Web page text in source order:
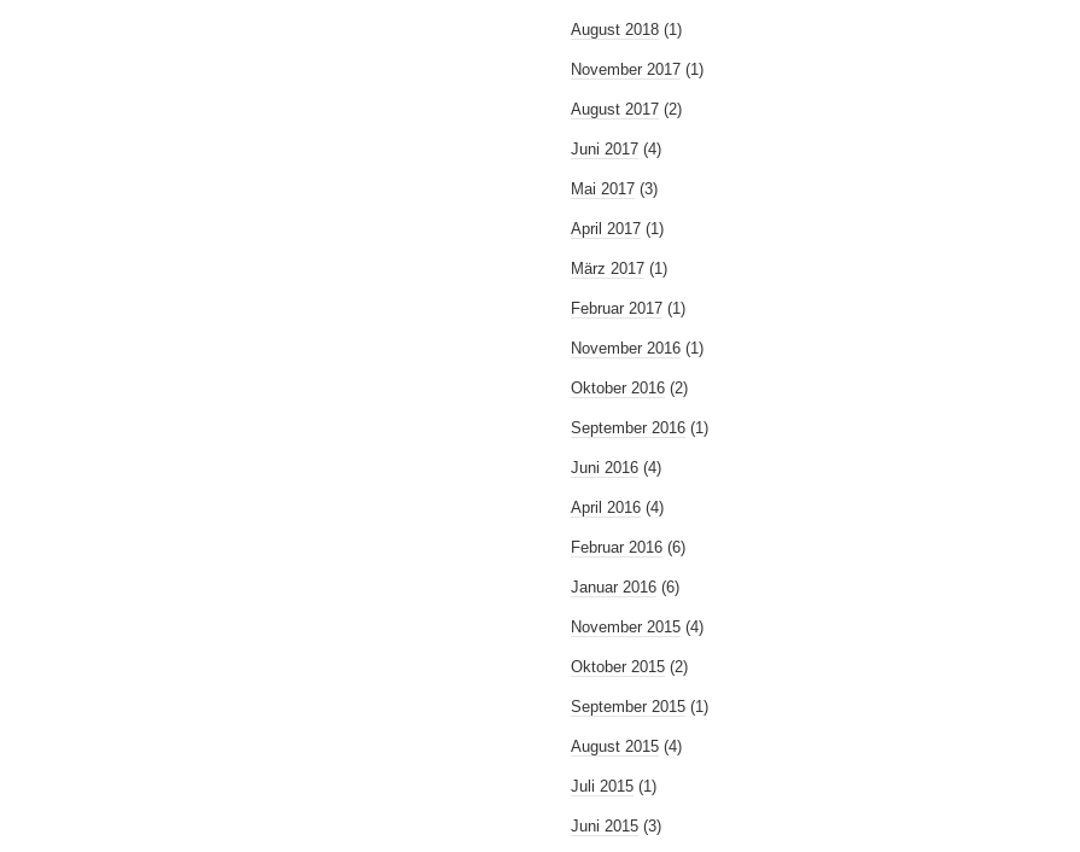
August 2018 (1)
November 2017 (1)
August 2017 (2)
Juni 2017 (4)
Mai 2017 (3)
April 2017 (1)
März 2017 (1)
Februar 2017 (1)
November 2016 (1)
Oktober 2016 (2)
September 2016 (1)
Juni 2016 (4)
April 2016 (4)
Februar 2016 (6)
Januar 2016 (6)
November 2015 (4)
Oktober 2015 (2)
September 2015 (1)
August 2015 (4)
Juli 2015 (1)
Juni 2015 (3)